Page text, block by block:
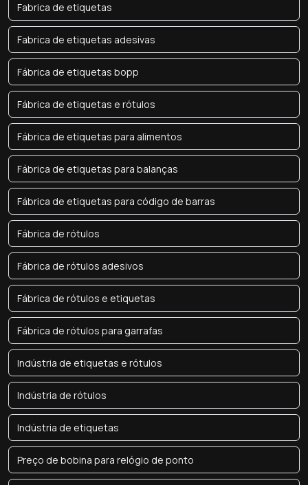
Fabrica de etiquetas
Fabrica de etiquetas adesivas
Fábrica de etiquetas bopp
Fábrica de etiquetas e rótulos
Fábrica de etiquetas para alimentos
Fábrica de etiquetas para balanças
Fábrica de etiquetas para código de barras
Fábrica de rótulos
Fábrica de rótulos adesivos
Fábrica de rótulos e etiquetas
Fábrica de rótulos para garrafas
Indústria de etiquetas e rótulos
Indústria de rótulos
Indústria de etiquetas
Preço de bobina para relógio de ponto